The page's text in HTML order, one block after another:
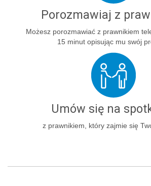
Porozmawiaj z
Możesz porozmawiać z prawnikiem
15 minut opisując mu swój
Umów się na
z prawnikiem, który zajmie się